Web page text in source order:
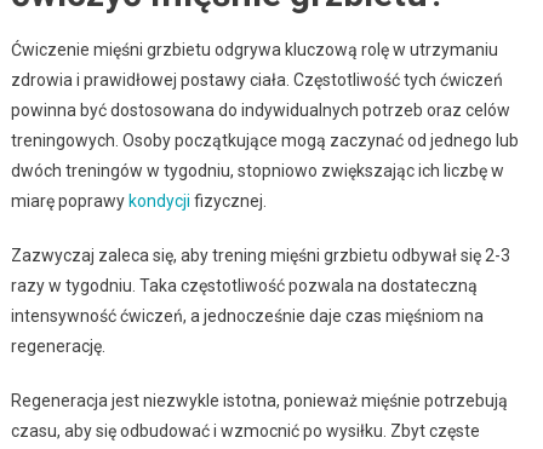
Ćwiczenie mięśni grzbietu odgrywa kluczową rolę w utrzymaniu
zdrowia i prawidłowej postawy ciała. Częstotliwość tych ćwiczeń
powinna być dostosowana do indywidualnych potrzeb oraz celów
treningowych. Osoby początkujące mogą zaczynać od jednego lub
dwóch treningów w tygodniu, stopniowo zwiększając ich liczbę w
miarę poprawykondycji fizycznej.
Zazwyczaj zaleca się, aby trening mięśni grzbietu odbywał się 2-3
razy w tygodniu. Taka częstotliwość pozwala na dostateczną
intensywność ćwiczeń, a jednocześnie daje czas mięśniom na
regenerację.
Regeneracja jest niezwykle istotna, ponieważ mięśnie potrzebują
czasu, aby się odbudować i wzmocnić po wysiłku. Zbyt częste